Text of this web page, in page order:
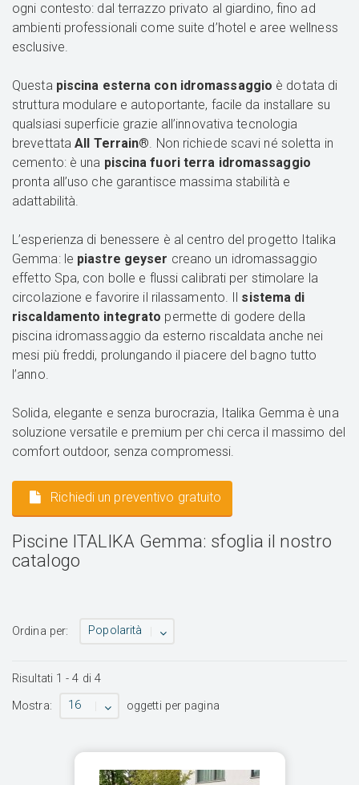
ogni contesto: dal terrazzo privato al giardino, fino ad
ambienti professionali come suite d’hotel e aree wellness
esclusive.
Questa piscina esterna con idromassaggio è dotata di
struttura modulare e autoportante, facile da installare su
qualsiasi superficie grazie all’innovativa tecnologia
brevettataAll Terrain®. Non richiede scavi né soletta in
cemento: è una piscina fuori terra idromassaggio
pronta all’uso che garantisce massima stabilità e
adattabilità.
L’esperienza di benessere è al centro del progetto Italika
Gemma: le piastre geyser creano un idromassaggio
effetto Spa, con bolle e flussi calibrati per stimolare la
circolazione e favorire il rilassamento. Il sistema di
riscaldamento integrato permette di godere della
piscina idromassaggio da esterno riscaldata anche nei
mesi più freddi, prolungando il piacere del bagno tutto
l’anno.
Solida, elegante e senza burocrazia, Italika Gemma è una
soluzione versatile e premium per chi cerca il massimo del
comfort outdoor, senza compromessi.
Richiedi un preventivo gratuito
Piscine ITALIKA Gemma: sfoglia il nostro
catalogo
Ordina per: Popolarità
Risultati 1 -4 di 4
Mostra:
16 oggetti per pagina